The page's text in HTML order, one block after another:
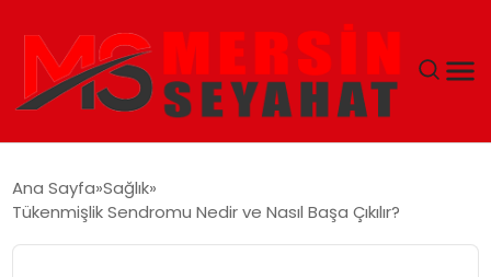
EKONOMI
Ana Sayfa Sağlık
Tükenmişlik Sendromu Nedir ve Nasıl Başa Çıkılır?